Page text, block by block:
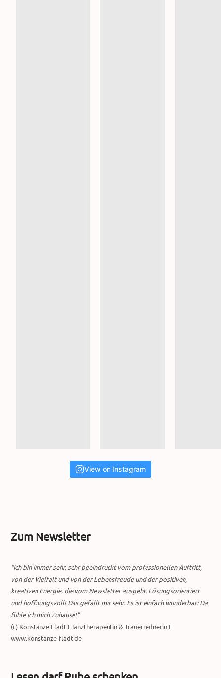
View on Instagram
Zum Newsletter
"Ich bin immer sehr, sehr beeindruckt vom professionellen Auftritt,
von der Vielfalt und von der Lebensfreude und der positiven,
kreativen Energie, die vom Newsletter ausgeht. Lösungsorientiert
und hoffnungsvoll! Das gefällt mir sehr. Es ist einfach wunderbar: Da
fühle ich mich Zuhause!"
(c) Konstanze Fladt I Tanztherapeutin & Trauerrednerin I
www.konstanze-fladt.de